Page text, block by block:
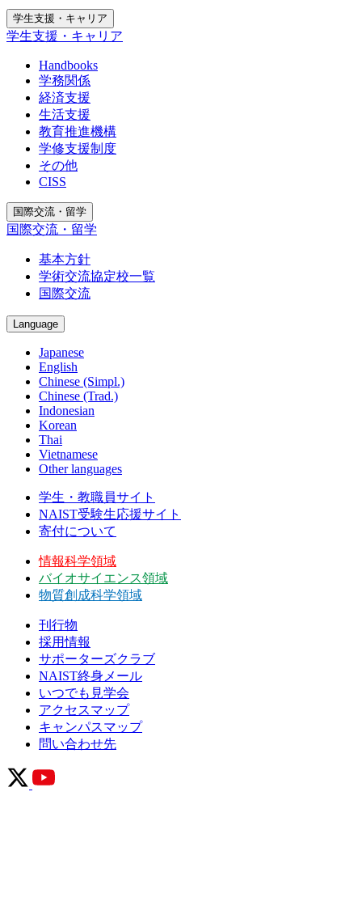
学生支援・キャリア
学生支援・キャリア
Handbooks
学務関係
経済支援
生活支援
教育推進機構
学修支援制度
その他
CISS
国際交流・留学
国際交流・留学
基本方針
学術交流協定校一覧
国際交流
Language
Japanese
English
Chinese (Simpl.)
Chinese (Trad.)
Indonesian
Korean
Thai
Vietnamese
Other languages
学生・教職員サイト
NAIST受験生応援サイト
寄付について
情報科学領域
バイオサイエンス領域
物質創成科学領域
刊行物
採用情報
サポーターズクラブ
NAIST終身メール
いつでも見学会
アクセスマップ
キャンパスマップ
問い合わせ先